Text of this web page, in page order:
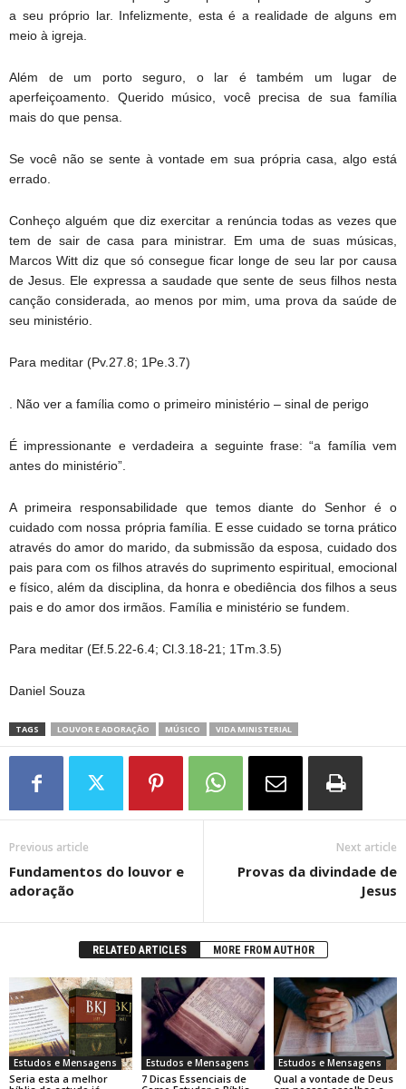
a seu próprio lar. Infelizmente, esta é a realidade de alguns em
meio à igreja.
Além de um porto seguro, o lar é também um lugar de
aperfeiçoamento. Querido músico, você precisa de sua família
mais do que pensa.
Se você não se sente à vontade em sua própria casa, algo está
errado.
Conheço alguém que diz exercitar a renúncia todas as vezes que
tem de sair de casa para ministrar. Em uma de suas músicas,
Marcos Witt diz que só consegue ficar longe de seu lar por causa
de Jesus. Ele expressa a saudade que sente de seus filhos nesta
canção considerada, ao menos por mim, uma prova da saúde de
seu ministério.
Para meditar (Pv.27.8; 1Pe.3.7)
. Não ver a família como o primeiro ministério – sinal de perigo
É impressionante e verdadeira a seguinte frase: “a família vem
antes do ministério”.
A primeira responsabilidade que temos diante do Senhor é o
cuidado com nossa própria família. E esse cuidado se torna prático
através do amor do marido, da submissão da esposa, cuidado dos
pais para com os filhos através do suprimento espiritual, emocional
e físico, além da disciplina, da honra e obediência dos filhos a seus
pais e do amor dos irmãos. Família e ministério se fundem.
Para meditar (Ef.5.22-6.4; Cl.3.18-21; 1Tm.3.5)
Daniel Souza
TAGS LOUVOR E ADORAÇÃO MÚSICO VIDA MINISTERIAL
Previous article
Fundamentos do louvor e
adoração
Next article
Provas da divindade de
Jesus
RELATED ARTICLES MORE FROM AUTHOR
Estudos e Mensagens
Seria esta a melhor
Estudos e Mensagens
7 Dicas Essenciais de
Estudos e Mensagens
Qual a vontade de Deus